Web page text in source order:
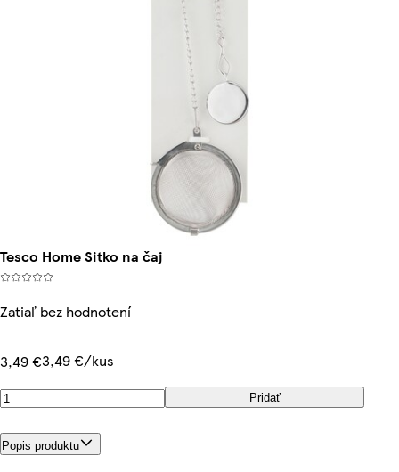
Tesco Home Sitko na čaj
Zatiaľ bez hodnotení
3,49 €3,49 €/kus
Pridať
Popis produktu